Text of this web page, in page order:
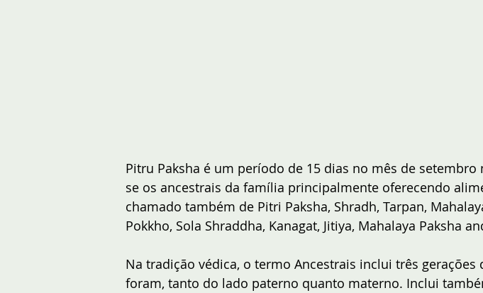
Pitru Paksha é um período de 15 dias no mês de setembro
se os ancestrais da família principalmente oferecendo
chamado também de Pitri Paksha, Shradh, Tarpan,
Pokkho, Sola Shraddha, Kanagat, Jitiya, Mahalaya Paksha
Na tradição védica, o termo Ancestrais inclui três gerações
foram, tanto do lado paterno quanto materno. Inclui